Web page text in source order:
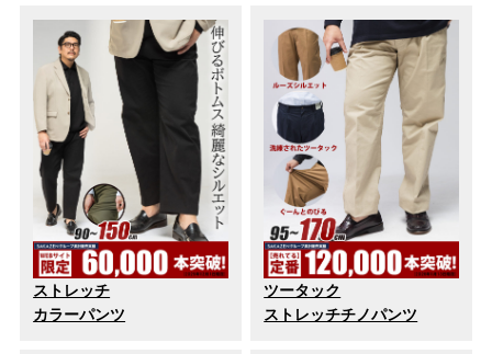
ストレッチ
カラーパンツ
ツータック
ストレッチチノパンツ